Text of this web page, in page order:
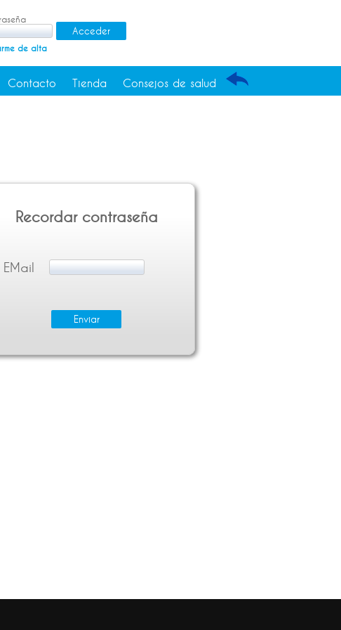
de alta
Contacto Tienda Consejos de salud
Recordar contraseña
EMail